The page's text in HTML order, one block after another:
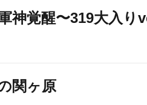
神覚醒〜319大入り
関ヶ原